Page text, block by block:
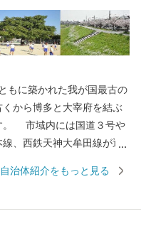
もに築かれた我が国最古の
から博多と大宰府を結ぶ
。 市域内には国道３号や
、西鉄天神大牟田線が通
乙金山、南部の牛頸山な
自治体紹介をもっと見る